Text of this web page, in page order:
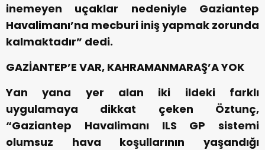
inemeyen uçaklar nedeniyle Gaziantep
Havalimanı’na mecburi iniş yapmak zorunda
kalmaktadır” dedi.
GAZİANTEP’E VAR, KAHRAMANMARAŞ’A YOK
Yan yana yer alan iki ildeki farklı
uygulamaya dikkat çeken Öztunç,
“Gaziantep Havalimanı ILS GP sistemi
olumsuz hava koşullarının yaşandığı